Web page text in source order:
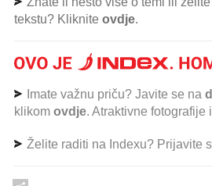
tekstu? Kliknite ovdje.
Imate važnu priču? Javite se na
klikom ovdje. Atraktivne fotografije
Želite raditi na Indexu? Prijavite